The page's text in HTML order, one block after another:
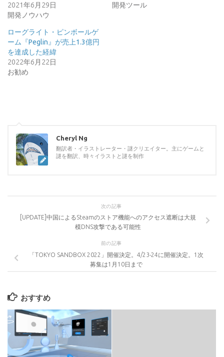
2021年6月29日
開発ノウハウ
開発ツール
ローグライト・ピンボールゲ
ーム『Peglin』が売上1.3億円
を達成した経緯
2022年6月22日
お勧め
Cheryl Ng
翻訳者・イラストレーター・謎クリエイター。主にゲームと
謎を翻訳、時々イラストと謎を制作
次の記事
[UPDATE]中国によるSteamのストア機能へのアクセス遮断は大規
模DNS攻撃である可能性
前の記事
「TOKYO SANDBOX 2022」開催決定。4/23-24に開催決定。1次
募集は1月10日まで
おすすめ